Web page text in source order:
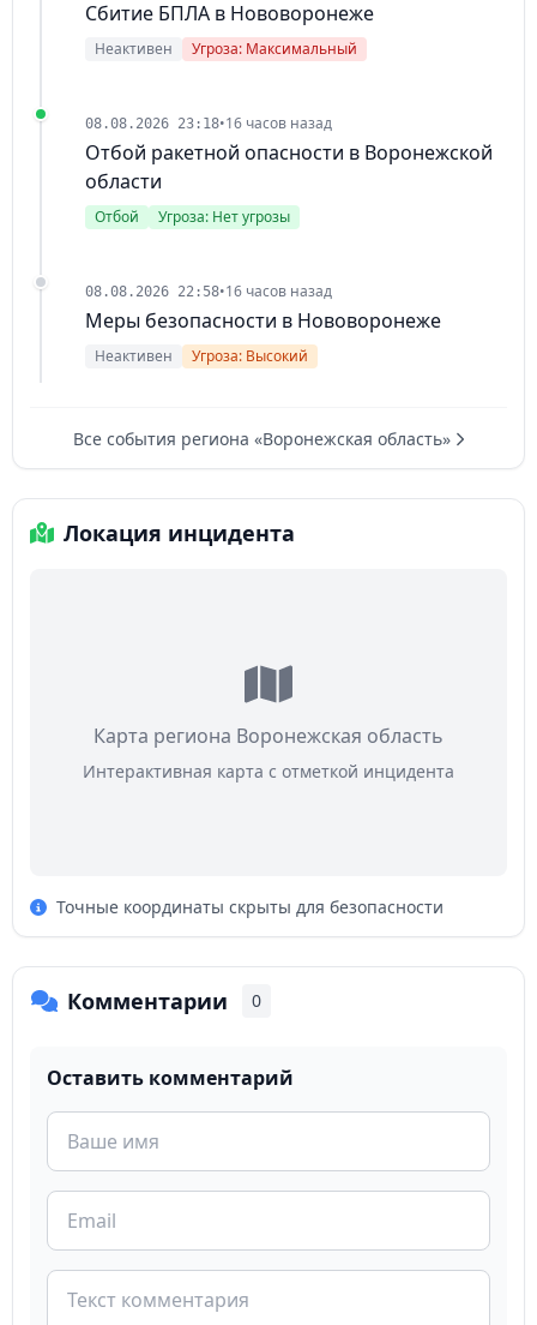
Сбитие БПЛА в Нововоронеже
Неактивен Угроза: Максимальный
08.08.2026 23:18•16 часов назад
Отбой ракетной опасности в Воронежской
области
Отбой Угроза: Нет угрозы
08.08.2026 22:58•16 часов назад
Меры безопасности в Нововоронеже
Неактивен Угроза: Высокий
Все события региона «Воронежская область»
Локация инцидента
Карта региона Воронежская область
Интерактивная карта с отметкой инцидента
Точные координаты скрыты для безопасности
Комментарии 0
Оставить комментарий